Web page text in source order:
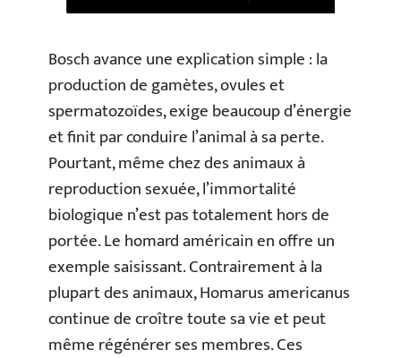
Bosch avance une explication simple : la
production de gamètes, ovules et
spermatozoïdes, exige beaucoup d’énergie
et finit par conduire l’animal à sa perte.
Pourtant, même chez des animaux à
reproduction sexuée, l’immortalité
biologique n’est pas totalement hors de
portée. Le homard américain en offre un
exemple saisissant. Contrairement à la
plupart des animaux, Homarus americanus
continue de croître toute sa vie et peut
même régénérer ses membres. Ces